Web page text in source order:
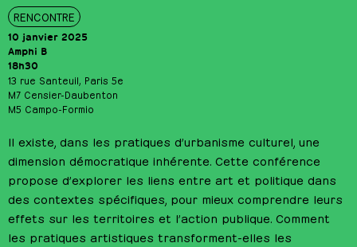
RENCONTRE
10 janvier 2025
Amphi B
18h30
13 rue Santeuil, Paris 5e
M7 Censier-Daubenton
M5 Campo-Formio
Il existe, dans les pratiques d’urbanisme culturel, une
dimension démocratique inhérente. Cette conférence
propose d’explorer les liens entre art et politique dans
des contextes spécifiques, pour mieux comprendre leurs
effets sur les territoires et l’action publique. Comment
les pratiques artistiques transforment-elles les